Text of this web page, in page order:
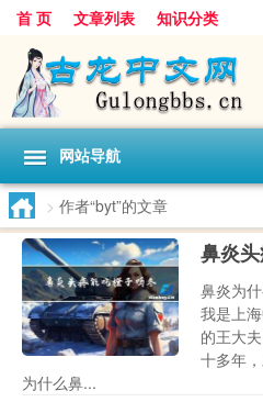
首 页 文章列表 知识分类
网站导航
> 作者“byt”的文章
鼻炎
鼻炎为
我是上
的王大
十多年
为什么鼻...